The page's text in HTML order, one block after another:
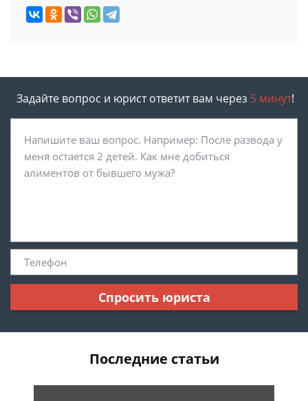
Задайте вопрос и юрист ответит вам через 5 минут!
Спросить юриста
Последние статьи